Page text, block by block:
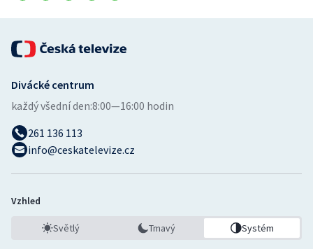
Divácké centrum
každý všední den:8:00—16:00 hodin
261 136 113
info@ceskatelevize.cz
Vzhled
Světlý Tmavý Systém